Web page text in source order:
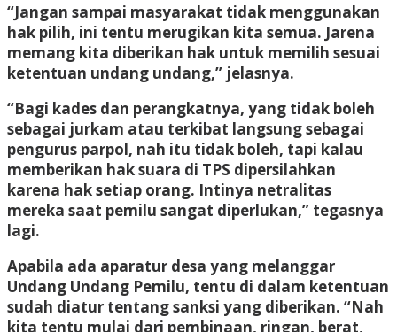
“Jangan sampai masyarakat tidak menggunakan
hak pilih, ini tentu merugikan kita semua. Jarena
memang kita diberikan hak untuk memilih sesuai
ketentuan undang undang,” jelasnya.
“Bagi kades dan perangkatnya, yang tidak boleh
sebagai jurkam atau terkibat langsung sebagai
pengurus parpol, nah itu tidak boleh, tapi kalau
memberikan hak suara di TPS dipersilahkan
karena hak setiap orang. Intinya netralitas
mereka saat pemilu sangat diperlukan,” tegasnya
lagi.
Apabila ada aparatur desa yang melanggar
Undang Undang Pemilu, tentu di dalam ketentuan
sudah diatur tentang sanksi yang diberikan. “Nah
kita tentu mulai dari pembinaan, ringan, berat,